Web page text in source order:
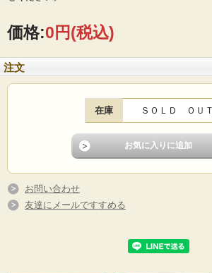
が愛嬌たっぷりです。トロルのオブジェlは顔立ちがそ
■製造国 ：スウェーデン
■サイズ ：横幅8.5cm、高さ10cm
■コンディション：目立つダメージなくよいヴィンテー
価格:0円(税込)
注文
在庫 ＳＯＬＤ ＯＵＴ
お問い合わせ
友達にメールですすめる